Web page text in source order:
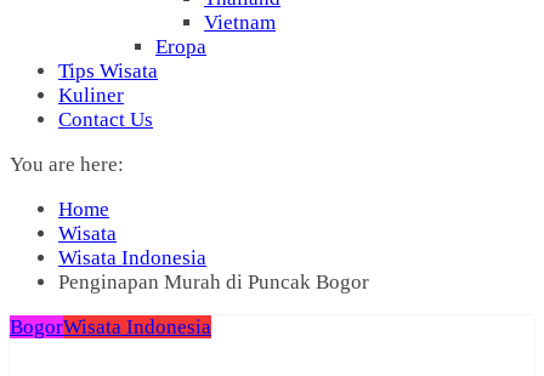
Vietnam
Eropa
Tips Wisata
Kuliner
Contact Us
You are here:
Home
Wisata
Wisata Indonesia
Penginapan Murah di Puncak Bogor
BogorWisata Indonesia